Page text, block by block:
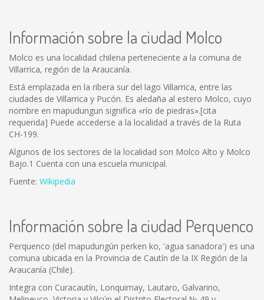
Información sobre la ciudad Molco
Molco es una localidad chilena perteneciente a la comuna de
Villarrica, región de la Araucanía.
Está emplazada en la ribera sur del lago Villarrica, entre las
ciudades de Villarrica y Pucón. Es aledaña al estero Molco, cuyo
nombre en mapudungun significa «río de piedras».[cita
requerida] Puede accederse a la localidad a través de la Ruta
CH-199.
Algunos de los sectores de la localidad son Molco Alto y Molco
Bajo.1 Cuenta con una escuela municipal.
Fuente: Wikipedia
Información sobre la ciudad Perquenco
Perquenco (del mapudungún perken ko, 'agua sanadora') es una
comuna ubicada en la Provincia de Cautín de la IX Región de la
Araucanía (Chile).
Integra con Curacautín, Lonquimay, Lautaro, Galvarino,